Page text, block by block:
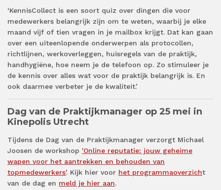
‘KennisCollect is een soort quiz over dingen die voor
medewerkers belangrijk zijn om te weten, waarbij je elke
maand vijf of tien vragen in je mailbox krijgt. Dat kan gaan
over een uiteenlopende onderwerpen als protocollen,
richtlijnen, werkoverleggen, huisregels van de praktijk,
handhygiëne, hoe neem je de telefoon op. Zo stimuleer je
de kennis over alles wat voor de praktijk belangrijk is. En
ook daarmee verbeter je de kwaliteit.’
Dag van de Praktijkmanager op 25 mei in
Kinepolis Utrecht
Tijdens de Dag van de Praktijkmanager verzorgt Michael
Joosen de workshop 'Online reputatie: jouw geheime
wapen voor het aantrekken en behouden van
topmedewerkers'. Kijk hier voor het programmaoverzicht
van de dag en meld je hier aan.